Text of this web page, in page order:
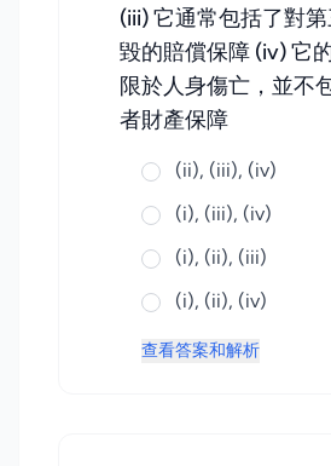
(iii) 它通常包括了對
毀的賠償保障 (iv) 它
限於人身傷亡，並不
者財產保障
(ii), (iii), (iv)
(i), (iii), (iv)
(i), (ii), (iii)
(i), (ii), (iv)
查看答案和解析